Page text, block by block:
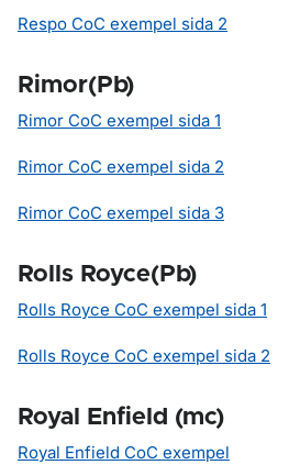
Respo CoC exempel sida 2
Rimor(Pb)
Rimor CoC exempel sida 1
Rimor CoC exempel sida 2
Rimor CoC exempel sida 3
Rolls Royce(Pb)
Rolls Royce CoC exempel sida 1
Rolls Royce CoC exempel sida 2
Royal Enfield (mc)
Royal Enfield CoC exempel